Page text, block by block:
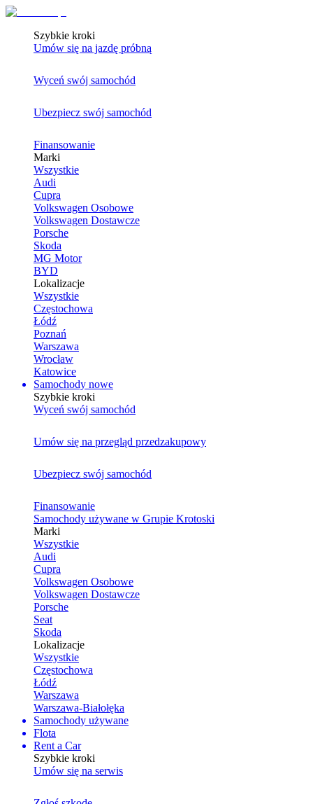
Szybkie kroki
Umów się na jazdę próbną
Wyceń swój samochód
Ubezpiecz swój samochód
Finansowanie
Marki
Wszystkie
Audi
Cupra
Volkswagen Osobowe
Volkswagen Dostawcze
Porsche
Skoda
MG Motor
BYD
Lokalizacje
Wszystkie
Częstochowa
Łódź
Poznań
Warszawa
Wrocław
Katowice
Samochody nowe
Szybkie kroki
Wyceń swój samochód
Umów się na przegląd przedzakupowy
Ubezpiecz swój samochód
Finansowanie
Samochody używane w Grupie Krotoski
Marki
Wszystkie
Audi
Cupra
Volkswagen Osobowe
Volkswagen Dostawcze
Porsche
Seat
Skoda
Lokalizacje
Wszystkie
Częstochowa
Łódź
Warszawa
Warszawa-Białołęka
Samochody używane
Flota
Rent a Car
Szybkie kroki
Umów się na serwis